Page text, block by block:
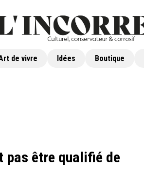
de vivre Idées Boutique
pas être qualifié de